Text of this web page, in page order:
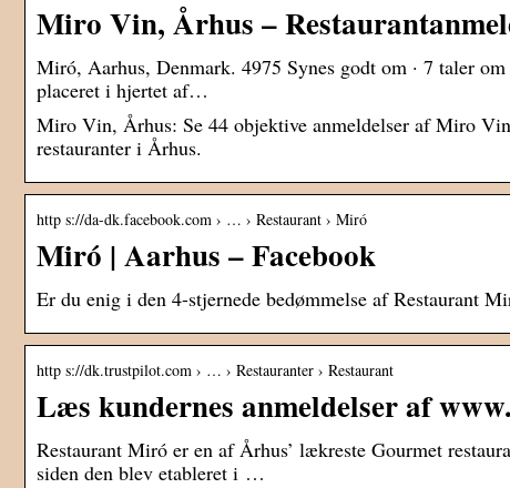
Miro Vin, Århus –
Miró, Aarhus, Denmark. 4975 Synes godt om · 7 taler
placeret i hjertet af…
Miro Vin, Århus: Se 44 objektive anmeldelser af Miro
restauranter i Århus.
http s://da-dk.facebook.com › … › Restaurant › Miró
Miró | Aarhus – Facebook
Er du enig i den 4-stjernede bedømmelse af Restaurant
http s://dk.trustpilot.com › … › Restauranter › Restaurant
Læs kundernes anmeldelser af
Restaurant Miró er en af Århus’ lækreste Gourmet
siden den blev etableret i …